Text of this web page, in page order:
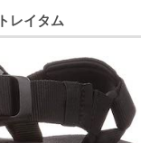
レイタム